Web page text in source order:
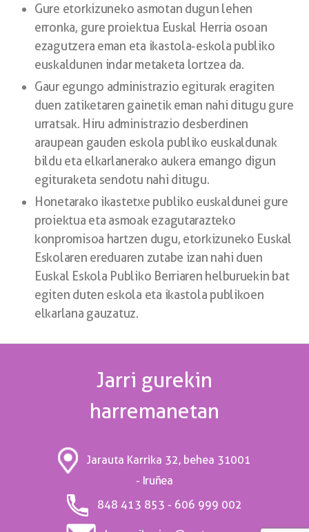
Gure etorkizuneko asmotan dugun lehen
erronka, gure proiektua Euskal Herria osoan
ezagutzera eman eta ikastola-eskola publiko
euskaldunen indar metaketa lortzea da.
Gaur egungo administrazio egiturak eragiten
duen zatiketaren gainetik eman nahi ditugu gure
urratsak. Hiru administrazio desberdinen
araupean gauden eskola publiko euskaldunak
bildu eta elkarlanerako aukera emango digun
egituraketa sendotu nahi ditugu.
Honetarako ikastetxe publiko euskaldunei gure
proiektua eta asmoak ezagutarazteko
konpromisoa hartzen dugu, etorkizuneko Euskal
Eskolaren ereduaren zutabe izan nahi duen
Euskal Eskola Publiko Berriaren helburuekin bat
egiten duten eskola eta ikastola publikoen
elkarlana gauzatuz.
Jarri gurekin
harremanetan
Jarauta Karrika 32, behea 31001
- Iruñea
848 413 853 - 606 999 002